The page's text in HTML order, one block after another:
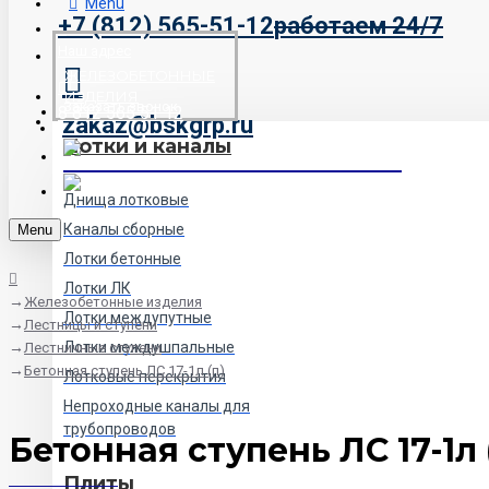
+7 (812) 565-51-12работаем 24/7
zakaz@bskgrp.ru
ЖЕЛЕЗОБЕТОННЫЕ
ИЗДЕЛИЯ
Лотки и каналы
Днища лотковые
Каналы сборные
Лотки бетонные
Лотки ЛК
Лотки междупутные
Лотки междушпальные
Лотковые перекрытия
Непроходные каналы для
трубопроводов
Плиты
8 812 565 51 12
Menu
Железобетонные изделия
Лестницы и ступени
Лестничные ступени
Бетонная ступень ЛС 17-1л (п)
Бетонная ступень ЛС 17-1л